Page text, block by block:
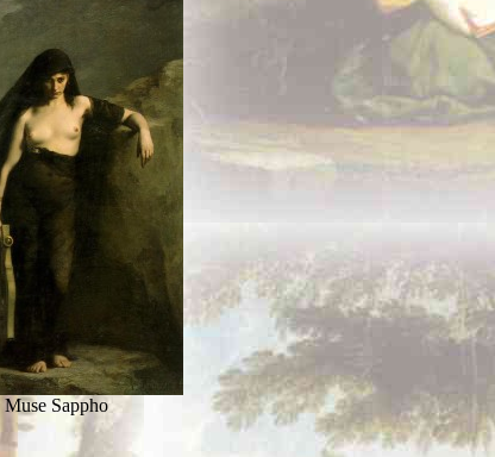
Muse Sappho